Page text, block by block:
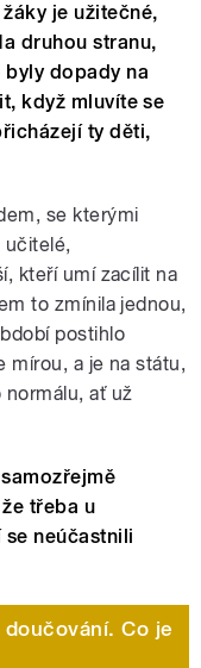
je užitečné,
druhou stranu,
dopady na
když mluvíte se
ty děti,
se kterými
učitelé,
kteří umí zacílit na
to zmínila jednou,
postihlo
mírou, a je na státu,
ať už
třeba u
neúčastnili
Co je